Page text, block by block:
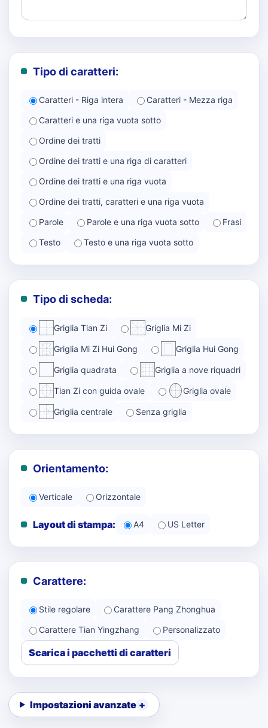
Tipo di caratteri:
Caratteri - Riga intera
Caratteri - Mezza riga
Caratteri e una riga vuota sotto
Ordine dei tratti
Ordine dei tratti e una riga di caratteri
Ordine dei tratti e una riga vuota
Ordine dei tratti, caratteri e una riga vuota
Parole
Parole e una riga vuota sotto
Frasi
Testo
Testo e una riga vuota sotto
Tipo di scheda:
Griglia Tian Zi Griglia Mi Zi
Griglia Mi Zi Hui Gong Griglia Hui Gong
Griglia quadrata Griglia a nove riquadri
Tian Zi con guida ovale Griglia ovale
Griglia centrale Senza griglia
Orientamento:
Verticale Orizzontale
Layout di stampa: A4 US Letter
Carattere:
Stile regolare
Carattere Pang Zhonghua
Carattere Tian Yingzhang
Personalizzato
Scarica i pacchetti di caratteri
Impostazioni avanzate